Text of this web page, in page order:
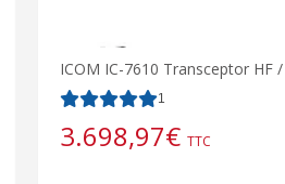
ICOM IC-7610 Transceptor HF
1
3.698,97€ TTC